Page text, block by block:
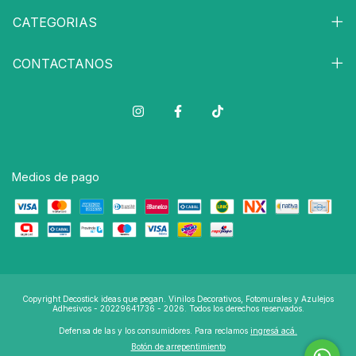
CATEGORIAS
CONTACTANOS
Medios de pago
Copyright Decostick ideas que pegan. Vinilos Decorativos, Fotomurales y Azulejos
Adhesivos - 20229641736 - 2026. Todos los derechos reservados.
Defensa de las y los consumidores. Para reclamos ingresá acá.
Botón de arrepentimiento